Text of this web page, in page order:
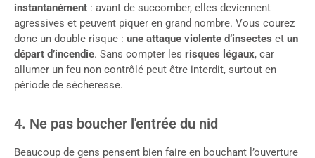
instantanément : avant de succomber, elles deviennent
agressives et peuvent piquer en grand nombre. Vous courez
donc un double risque : une attaque violente d’insectes et un
départ d’incendie. Sans compter les risques légaux, car
allumer un feu non contrôlé peut être interdit, surtout en
période de sécheresse.
4. Ne pas boucher l'entrée du nid
Beaucoup de gens pensent bien faire en bouchant l’ouverture